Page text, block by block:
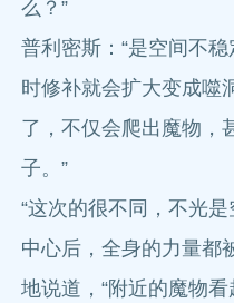
么？”
普利密斯：“是空间不
时修补就会扩大变成噬
了，不仅会爬出魔物，
子。”
“这次的很不同，不光
中心后，全身的力量都
地说道，“附近的魔物